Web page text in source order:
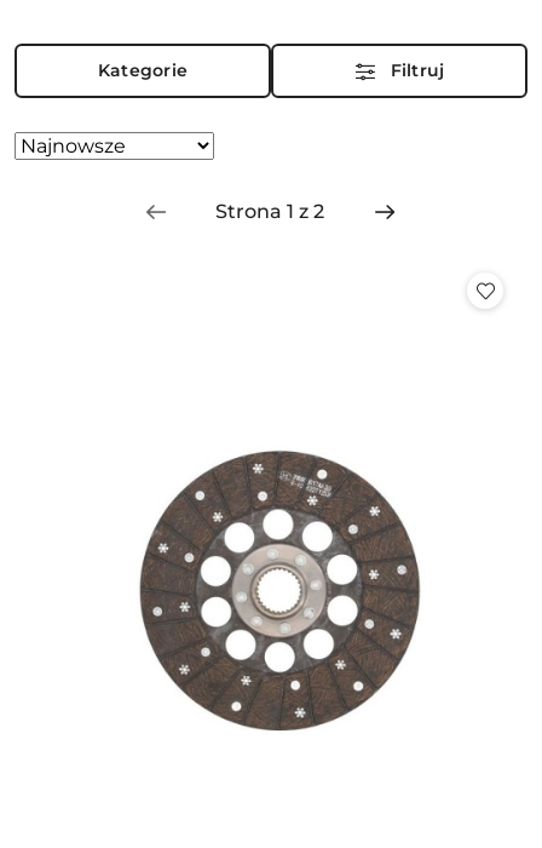
Kategorie Filtruj
Zastosowano
Sortuj